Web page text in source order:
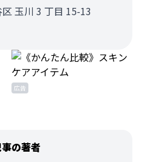
玉川 3 丁目 15-13
広告
の著者